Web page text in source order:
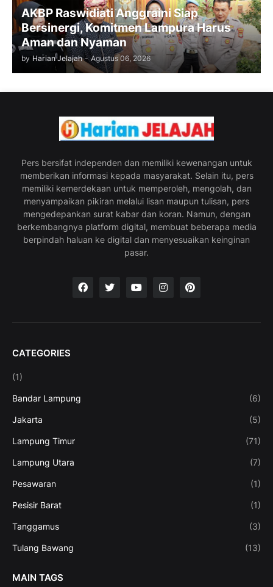
AKBP Raswidiati Anggraini Siap
Bersinergi, Komitmen Lampura Harus
Aman dan Nyaman
by Harian Jelajah - Agustus 06, 2026
Pers bersifat independen dan memiliki kewenangan untuk
memberikan informasi kepada masyarakat. Selain itu, pers
memiliki kemerdekaan untuk memperoleh, mengolah, dan
menyampaikan pikiran melalui lisan maupun tulisan, pers
mengedepankan surat kabar dan koran. Namun, dengan
berkembangnya platform digital, membuat beberapa media
berpindah haluan ke digital dan menyesuaikan keinginan
pasar.
CATEGORIES
(1)
Bandar Lampung (6)
Jakarta (5)
Lampung Timur (71)
Lampung Utara (7)
Pesawaran (1)
Pesisir Barat (1)
Tanggamus (3)
Tulang Bawang (13)
MAIN TAGS